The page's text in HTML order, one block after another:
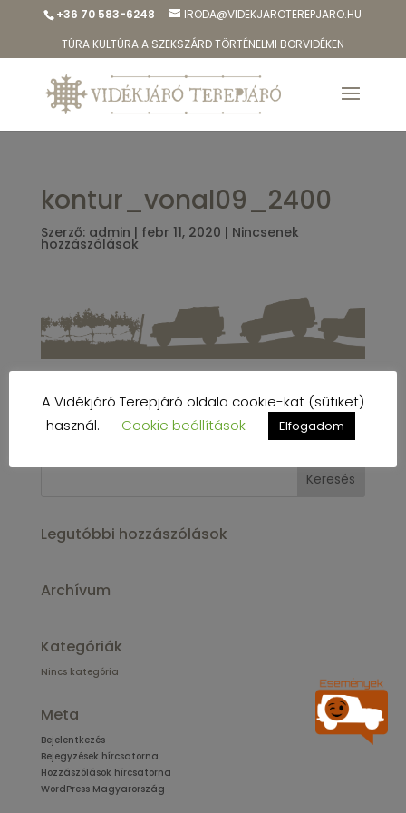
+36 70 583-6248
IRODA@VIDEKJAROTEREPJARO.HU
TÚRA KULTÚRA A SZEKSZÁRD TÖRTÉNELMI BORVIDÉKEN
kontur_vonal09_2400
Szerző: admin | febr 11, 2020 | Nincsenek
hozzászólások
Legutóbbi hozzászólások
Archívum
Kategóriák
Nincs kategória
Meta
Bejelentkezés
Bejegyzések hírcsatorna
Hozzászólások hírcsatorna
WordPress Magyarország
A Vidékjáró Terepjáró oldala cookie-kat (sütiket)
használ.
Cookie beállítások Elfogadom